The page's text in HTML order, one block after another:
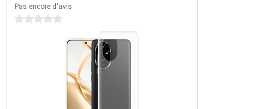
Pas encore d'avis
0 étoiles